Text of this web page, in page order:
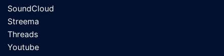
SoundCloud
Streema
Threads
Youtube